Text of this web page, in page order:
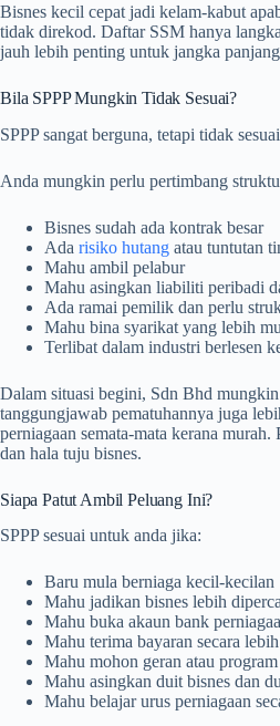
Bisnes kecil cepat jadi kelam-kabut
tidak direkod. Daftar SSM hanya
jauh lebih penting untuk jangka
Bila SPPP Mungkin Tidak Sesuai?
SPPP sangat berguna, tetapi tidak
Anda mungkin perlu pertimbang
Bisnes sudah ada kontrak besar
Ada risiko hutang atau tuntutan
Mahu ambil pelabur
Mahu asingkan liabiliti peribadi
Ada ramai pemilik dan perlu
Mahu bina syarikat yang lebih
Terlibat dalam industri berlesen
Dalam situasi begini, Sdn Bhd
tanggungjawab pematuhannya juga
perniagaan semata-mata kerana
dan hala tuju bisnes.
Siapa Patut Ambil Peluang Ini?
SPPP sesuai untuk anda jika:
Baru mula berniaga kecil-kecilan
Mahu jadikan bisnes lebih
Mahu buka akaun bank
Mahu terima bayaran secara
Mahu mohon geran atau
Mahu asingkan duit bisnes dan
Mahu belajar urus perniagaan